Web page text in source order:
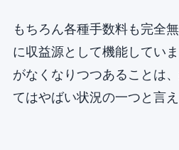
もちろん各種手数料も完全
に収益源として機能してい
がなくなりつつあることは
てはやばい状況の一つと言え